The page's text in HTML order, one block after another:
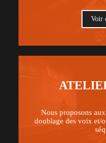
Voir
Nous proposons
doublage des voix et/